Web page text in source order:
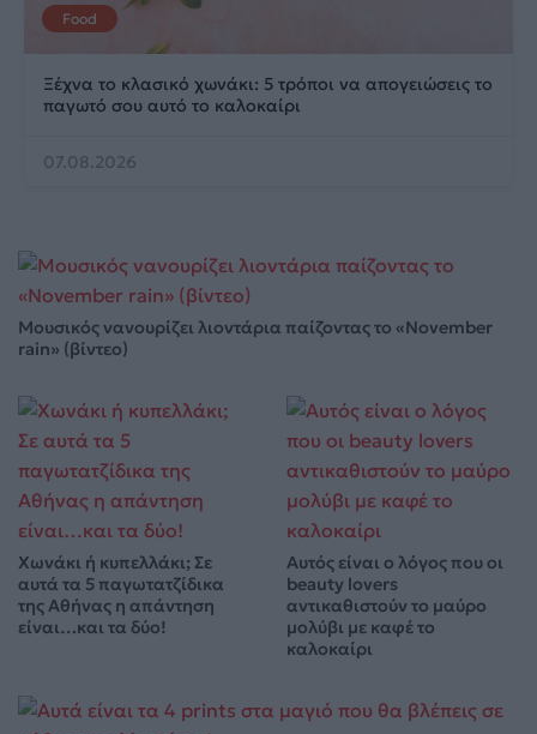
Food
Ξέχνα το κλασικό χωνάκι: 5 τρόποι να απογειώσεις το
παγωτό σου αυτό το καλοκαίρι
07.08.2026
Μουσικός νανουρίζει λιοντάρια παίζοντας το «November
rain» (βίντεο)
Χωνάκι ή κυπελλάκι; Σε
αυτά τα 5 παγωτατζίδικα
της Αθήνας η απάντηση
είναι…και τα δύο!
Αυτός είναι ο λόγος που οι
beauty lovers
αντικαθιστούν το μαύρο
μολύβι με καφέ το
καλοκαίρι